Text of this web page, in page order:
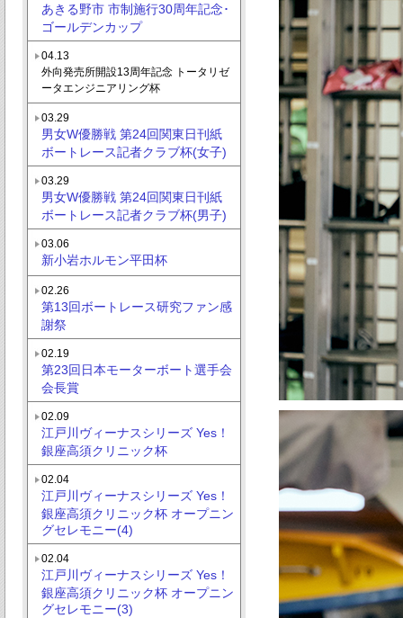
あきる野市 市制施行30周年記念･
ゴールデンカップ
04.13
外向発売所開設13周年記念 トータリゼ
ータエンジニアリング杯
03.29
男女W優勝戦 第24回関東日刊紙
ボートレース記者クラブ杯(女子)
03.29
男女W優勝戦 第24回関東日刊紙
ボートレース記者クラブ杯(男子)
03.06
新小岩ホルモン平田杯
02.26
第13回ボートレース研究ファン感
謝祭
02.19
第23回日本モーターボート選手会
会長賞
02.09
江戸川ヴィーナスシリーズ Yes！
銀座高須クリニック杯
02.04
江戸川ヴィーナスシリーズ Yes！
銀座高須クリニック杯 オープニン
グセレモニー(4)
02.04
江戸川ヴィーナスシリーズ Yes！
銀座高須クリニック杯 オープニン
グセレモニー(3)